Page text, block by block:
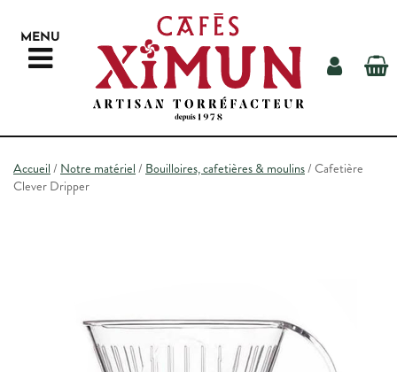
MENU
RECHERCHE
Accueil / Notre matériel / Bouilloires, cafetières & moulins/ Cafetière
Clever Dripper